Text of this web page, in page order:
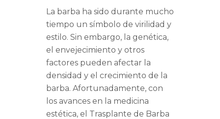
La barba ha sido durante mucho
tiempo un símbolo de virilidad y
estilo. Sin embargo, la genética,
el envejecimiento y otros
factores pueden afectar la
densidad y el crecimiento de la
barba. Afortunadamente, con
los avances en la medicina
estética, el Trasplante de Barba